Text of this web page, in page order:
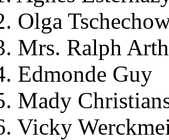
Olga
Mrs. Ralph
Edmonde Guy
Mady
Vicky